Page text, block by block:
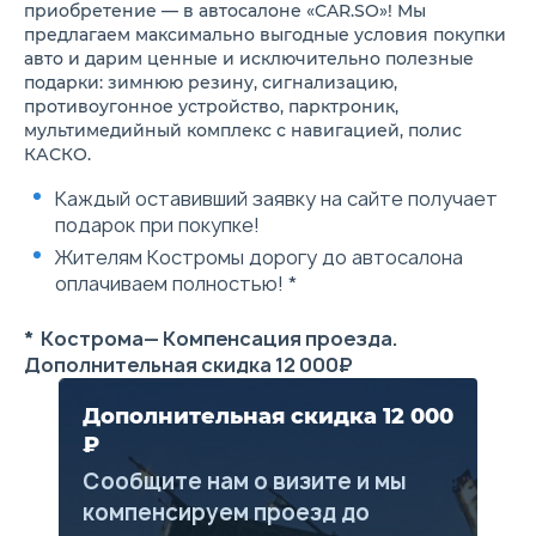
переднего пассажира
Спинка заднего сиденья
делимая складная, с задним
подлокотником
Механизм складывания
спинки заднего сиденья из
багажного отделения
Подсветка в багажнике (2
лампы и съемный фонарик)
Текстильные коврики
Полка багажника, сдвижная
Система курсовой
устойчивости (ESC),
блокировка дифференциала
Фронтальные подушки
безопасности водителя и
переднего пассажира, для
Боковые подушки
безопасности спереди
Шторки безопасности
Крепление для детского
кресла сзади Isofix
Индикатор непристегнутого
Дополнительная скидка 12 000
₽
Сообщите нам о визите и мы
компенсируем проезд до
приобретение — в автосалоне «CAR.SO»! Мы
предлагаем максимально выгодные условия покупки
авто и дарим ценные и исключительно полезные
подарки: зимнюю резину, сигнализацию,
противоугонное устройство, парктроник,
мультимедийный комплекс с навигацией, полис
КАСКО.
Каждый оставивший заявку на сайте получает
подарок при покупке!
Жителям Костромы дорогу до автосалона
оплачиваем полностью! *
* Кострома— Компенсация проезда.
Дополнительная скидка 12 000₽